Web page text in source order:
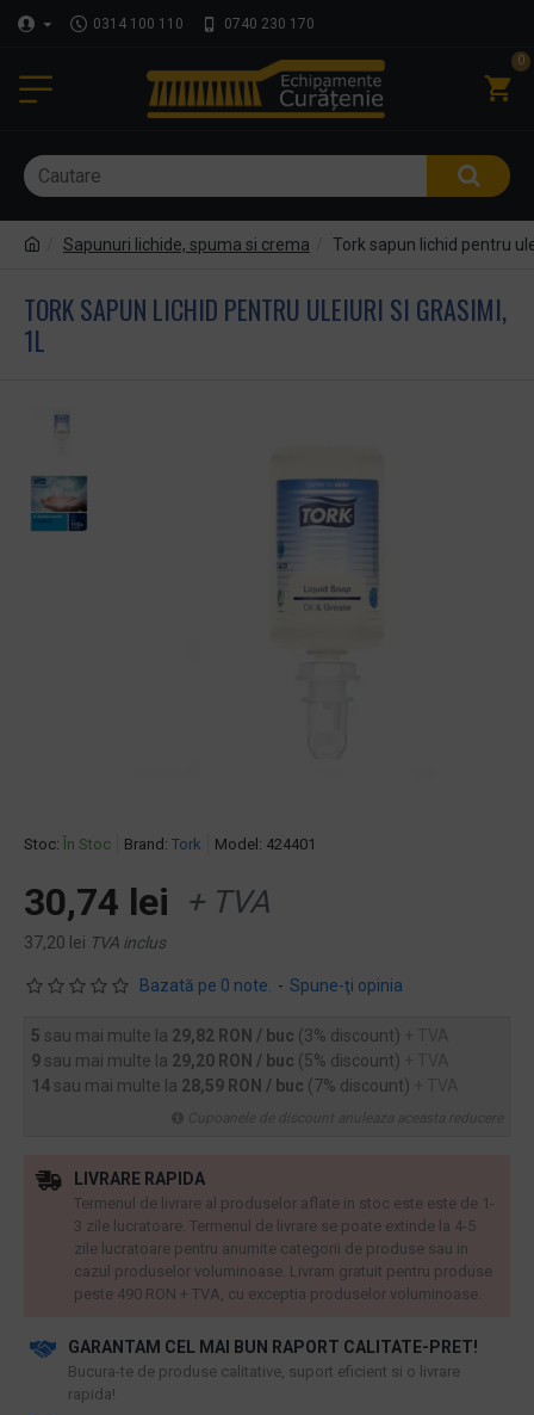
0314 100 110 0740 230 170
0
Sapunuri lichide, spuma si crema Tork sapun lichid pentru
TORK SAPUN LICHID PENTRU ULEIURI SI GRASIMI,
1L
Stoc: În Stoc Brand: Tork Model: 424401
Bazată pe 0 note. - Spune-ţi opinia
30,74 lei + TVA
37,20 lei TVA inclus
5 sau mai multe la 29,82 RON / buc (3% discount)
9 sau mai multe la 29,20 RON / buc (5% discount)
14 sau mai multe la 28,59 RON / buc (7% discount)
GARANTAM CEL MAI BUN RAPORT CALITATE-PRET!
​Bucura-te de produse calitative, suport eficient si o livrare
rapida!
LIVRARE RAPIDA
Termenul de livrare al produselor aflate in stoc este este de 1-
3 zile lucratoare. Termenul de livrare se poate extinde la 4-5
zile lucratoare pentru anumite categorii de produse sau in
cazul produselor voluminoase. Livram gratuit pentru produse
peste 490 RON + TVA, cu exceptia produselor voluminoase.